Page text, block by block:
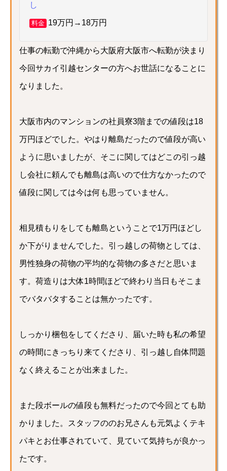
し
料金 19万円→18万円
仕事の転勤で沖縄から大阪府大阪市へ転勤が決まり
今回サカイ引越センターの方へお世話になることに
なりました。
大阪市内のマンションの社員寮3階までの値段は18
万円ほどでした。やはり離島だったので値段が高い
ように思いましたが、そこに関してはどこの引っ越
し会社に頼んでも離島は高いので仕方なかったので
値段に関しては今は何も思っていません。
相見積もりをしても離島ということで1万円ほどし
か下がりませんでした。引っ越しの荷物としては、
男性独身の荷物の平均的な荷物の多さだと思いま
す。荷造りは大体1時間ほどで終わり当日もそこま
でバタバタすることは無かったです。
しっかり梱包をしてくださり、届いた時も私の希望
の時間にきっちり来てくださり、引っ越し自体問題
なく終えることが出来ました。
また段ボールの値段も無料だったので今回とても助
かりました。スタッフののお兄さんも元気よくテキ
パキとお仕事されていて、見ていて気持ちが良かっ
たです。